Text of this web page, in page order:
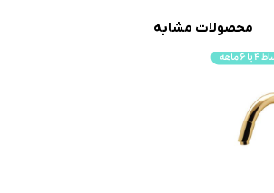
محصولات مشابه